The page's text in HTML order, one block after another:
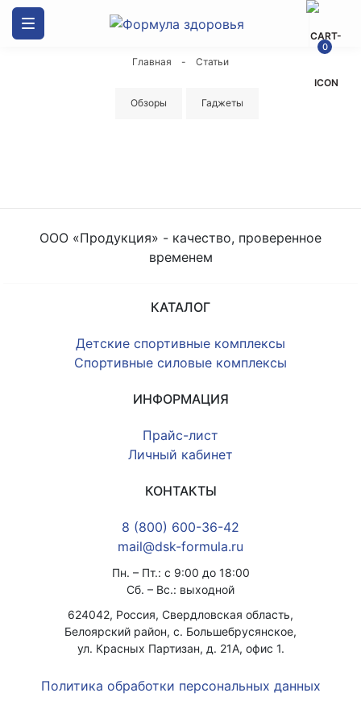
0
Каталог товаров
Спортивные силовые комплексы
Оборудование и стенды
Мешки боксерские
груш\мешков
Рекламные материалы
Главная - Статьи
Обзоры Гаджеты
ООО «Продукция» - качество, проверенное
временем
КАТАЛОГ
Детские спортивные комплексы
Спортивные силовые комплексы
ИНФОРМАЦИЯ
Прайс-лист
Личный кабинет
КОНТАКТЫ
8 (800) 600-36-42
mail@dsk-formula.ru
Пн. – Пт.: с 9:00 до 18:00
Сб. – Вс.: выходной
624042, Россия, Свердловская область,
Белоярский район, с. Большебрусянское,
ул. Красных Партизан, д. 21А, офис 1.
Политика обработки персональных данных